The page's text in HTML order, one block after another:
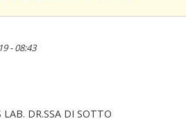
- 08:43
LAB. DR.SSA DI SOTTO